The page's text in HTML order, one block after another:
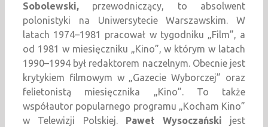
Sobolewski, przewodniczący, to absolwent
polonistyki na Uniwersytecie Warszawskim. W
latach 1974–1981 pracował w tygodniku „Film”, a
od 1981 w miesięczniku „Kino”, w którym w latach
1990–1994 był redaktorem naczelnym. Obecnie jest
krytykiem filmowym w „Gazecie Wyborczej” oraz
felietonistą miesięcznika „Kino”. To także
współautor popularnego programu „Kocham Kino”
w Telewizji Polskiej. Paweł Wysoczański jest